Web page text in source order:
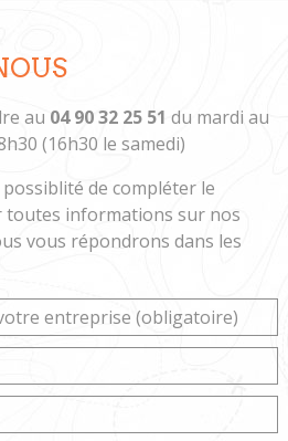
au 04 90 32 25 51 du mardi au
(16h30 le samedi)
de compléter le
informations sur nos
vous répondrons dans les